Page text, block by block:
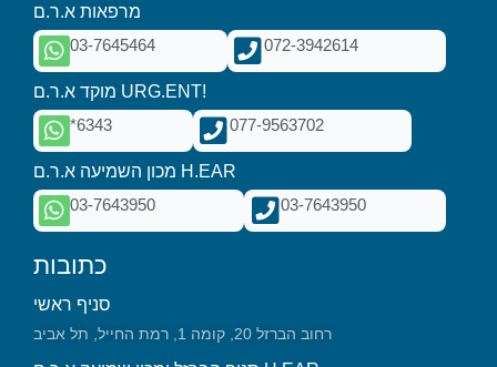
מרפאות א.ר.ם
03-7645464
072-3942614
מוקד א.ר.ם URG.ENT!
*6343
077-9563702
מכון השמיעה א.ר.ם H.EAR
03-7643950
03-7643950
כתובות
סניף ראשי
רחוב הברזל 20, קומה 1, רמת החייל, תל אביב